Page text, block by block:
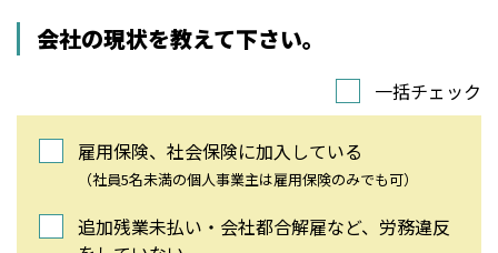
会社の現状を教えて下さい。
一括チェック
雇用保険、社会保険に加入している
（社員5名未満の個人事業主は雇用保険のみでも可）
追加残業未払い・会社都合解雇など、労務違反